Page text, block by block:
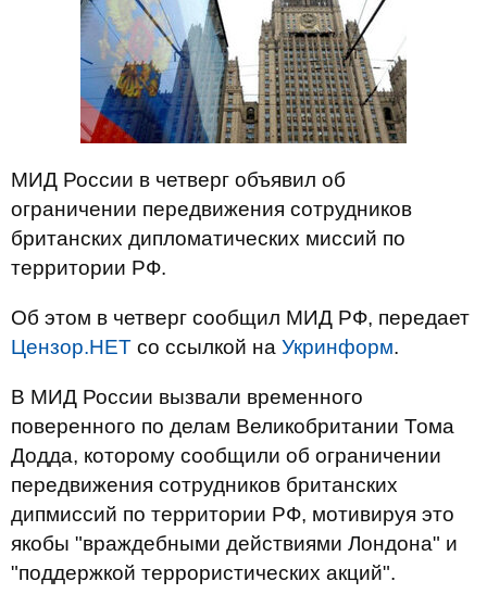
МИД России в четверг объявил об
ограничении передвижения сотрудников
британских дипломатических миссий по
территории РФ.
Об этом в четверг сообщил МИД РФ, передает
Цензор.НЕТ со ссылкой на Укринформ.
В МИД России вызвали временного
поверенного по делам Великобритании Тома
Додда, которому сообщили об ограничении
передвижения сотрудников британских
дипмиссий по территории РФ, мотивируя это
якобы "враждебными действиями Лондона" и
"поддержкой террористических акций".